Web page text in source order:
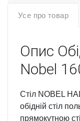
Усе про товар
Опис
Nobel
Стіл NOBEL
обідній стіл
прямокутною